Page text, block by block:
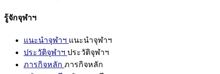
รู้จักจุฬาฯ
แนะนำจุฬาฯ แนะนำจุฬาฯ
ประวัติจุฬาฯ ประวัติจุฬาฯ
ภารกิจหลัก ภารกิจหลัก